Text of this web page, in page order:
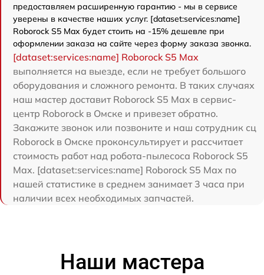
предоставляем расширенную гарантию - мы в сервисе
уверены в качестве наших услуг. [dataset:services:name]
Roborock S5 Max будет стоить на -15% дешевле при
оформлении заказа на сайте через форму заказа звонка.
[dataset:services:name] Roborock S5 Max
выполняется на выезде, если не требует большого
оборудования и сложного ремонта. В таких случаях
наш мастер доставит Roborock S5 Max в сервис-
центр Roborock в Омске и привезет обратно.
Закажите звонок или позвоните и наш сотрудник сц
Roborock в Омске проконсультирует и рассчитает
стоимость работ над робота-пылесоса Roborock S5
Max. [dataset:services:name] Roborock S5 Max по
нашей статистике в среднем занимает 3 часа при
наличии всех необходимых запчастей.
Наши мастера